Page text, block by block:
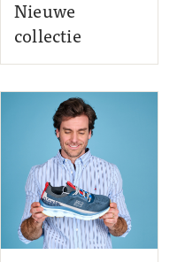
Nieuwe
collectie